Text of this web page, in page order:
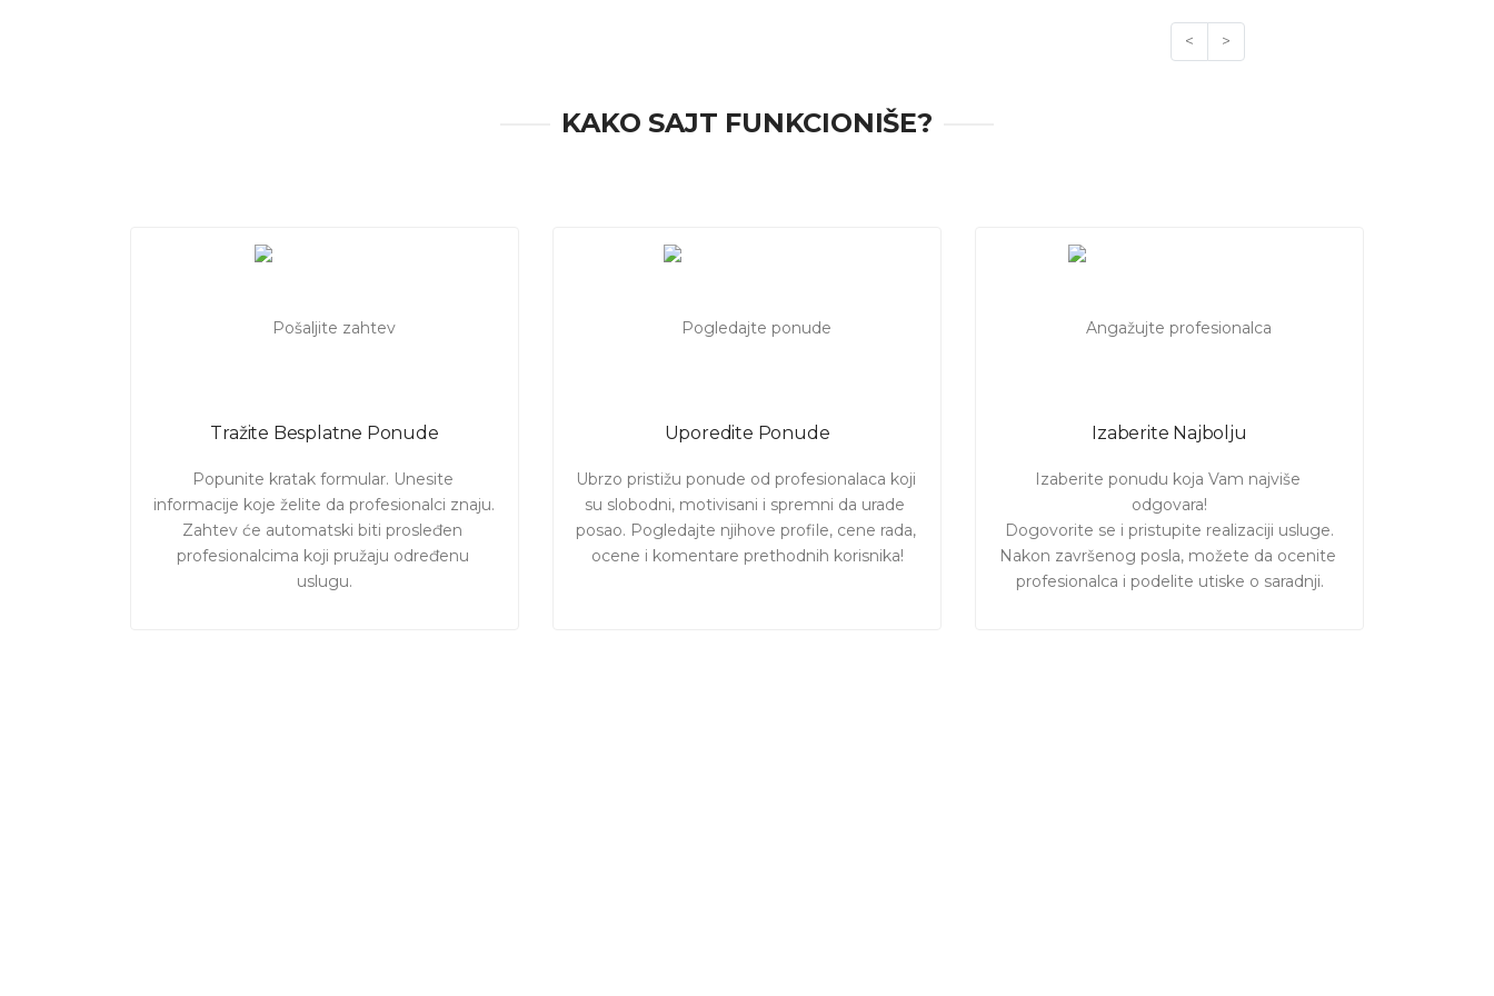
< >
KAKO SAJT FUNKCIONIŠE?
Tražite Besplatne Ponude
Popunite kratak formular. Unesite
informacije koje želite da profesionalci znaju.
Zahtev će automatski biti prosleđen
profesionalcima koji pružaju određenu
uslugu.
Uporedite Ponude
Ubrzo pristižu ponude od profesionalaca koji
su slobodni, motivisani i spremni da urade
posao. Pogledajte njihove profile, cene rada,
ocene i komentare prethodnih korisnika!
Izaberite Najbolju
Izaberite ponudu koja Vam najviše
odgovara!
Dogovorite se i pristupite realizaciji usluge.
Nakon završenog posla, možete da ocenite
profesionalca i podelite utiske o saradnji.